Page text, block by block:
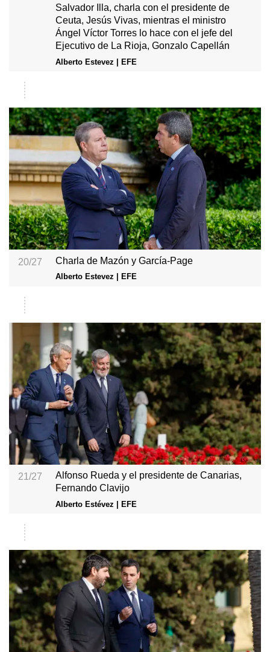
Salvador Illa, charla con el presidente de
Ceuta, Jesús Vivas, mientras el ministro
Ángel Víctor Torres lo hace con el jefe del
Ejecutivo de La Rioja, Gonzalo Capellán
Alberto Estevez | EFE
20/27 Charla de Mazón y García-Page
Alberto Estevez | EFE
21/27
Alfonso Rueda y el presidente de Canarias,
Fernando Clavijo
Alberto Estévez | EFE